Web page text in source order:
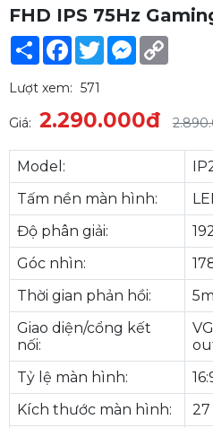
FHD IPS 75Hz
Share Facebook
TwitterMessenger
Lượt xem: 571
Giá: 2.290.000đ
Model:
Tấm nền màn hình:
Độ phân giải:
Góc nhìn:
Thời gian phản hồi:
Giao diện/cổng kết
nối:
Tỷ lệ màn hình:
Kích thước màn hình:
27